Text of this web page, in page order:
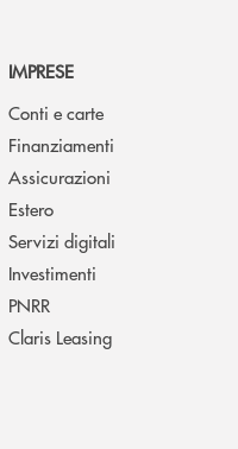
IMPRESE
Conti e carte
Finanziamenti
Assicurazioni
Estero
Servizi digitali
Investimenti
PNRR
Claris Leasing